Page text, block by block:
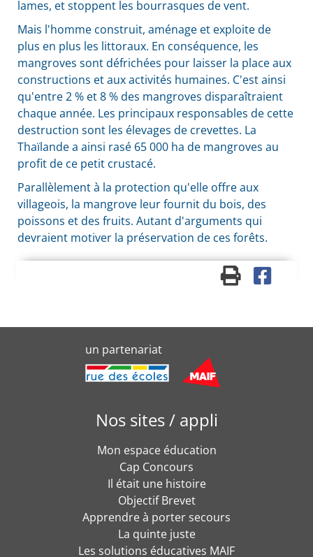
lames, et stoppent les bourrasques de vent.
Mais l'homme construit, aménage et exploite de
plus en plus les littoraux. En conséquence, les
mangroves sont défrichées pour laisser la place aux
constructions et aux activités humaines. C'est ainsi
qu'entre 2 % et 8 % des mangroves disparaîtraient
chaque année. Les principaux responsables de cette
destruction sont les élevages de crevettes. La
Thaïlande a ainsi rasé 65 000 ha de mangroves au
profit de ce petit crustacé.
Parallèlement à la protection qu'elle offre aux
villageois, la mangrove leur fournit du bois, des
poissons et des fruits. Autant d'arguments qui
devraient motiver la préservation de ces forêts.
un partenariat
Nos sites / appli
Mon espace éducation
Cap Concours
Il était une histoire
Objectif Brevet
Apprendre à porter secours
La quinte juste
Les solutions éducatives MAIF